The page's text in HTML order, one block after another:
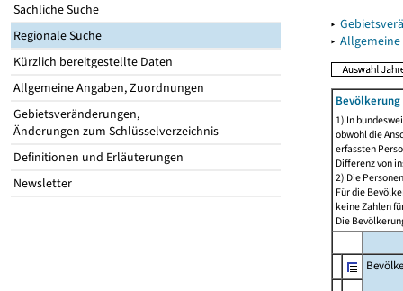
Sachliche Suche
Regionale Suche
Kürzlich bereitgestellte Daten
Allgemeine Angaben, Zuordnungen
Gebietsveränderungen,
Änderungen zum Schlüsselverzeichnis
Definitionen und Erläuterungen
Newsletter
▸
▸
1) In
obwohl die
erfassten
Differenz von
2) Die
Für die
keine Zahlen
Die